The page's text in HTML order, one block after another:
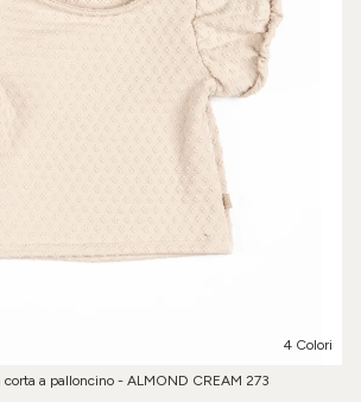
4 Colori
a palloncino - ALMOND CREAM 273